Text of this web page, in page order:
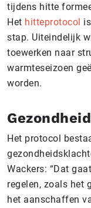
tijdens hitte
Het hitteprotocol
stap. Uiteindelijk
toewerken naar
warmteseizoen
worden.
Het protocol
Wackers: “Dat
regelen, zoals het
het aanschaffen